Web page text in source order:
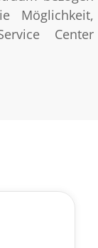
Möglichkeit,
Center